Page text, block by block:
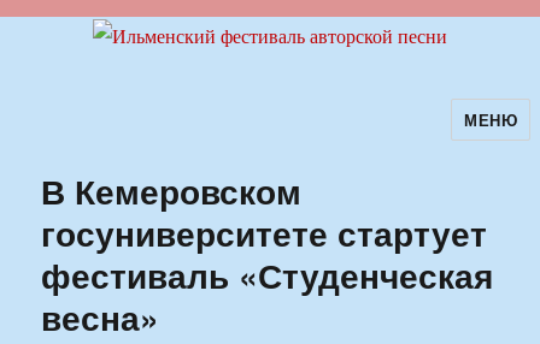
Ильменский фестиваль авторскойМЕНЮ
В Кемеровском
госуниверситете стартует
фестиваль «Студенческая
весна»